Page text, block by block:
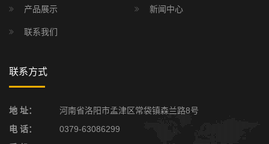
产品展示 新闻中心
联系我们
联系方式
地 址：
河南省洛阳市孟津区常袋镇森兰路8号
电 话：
0379-63086299